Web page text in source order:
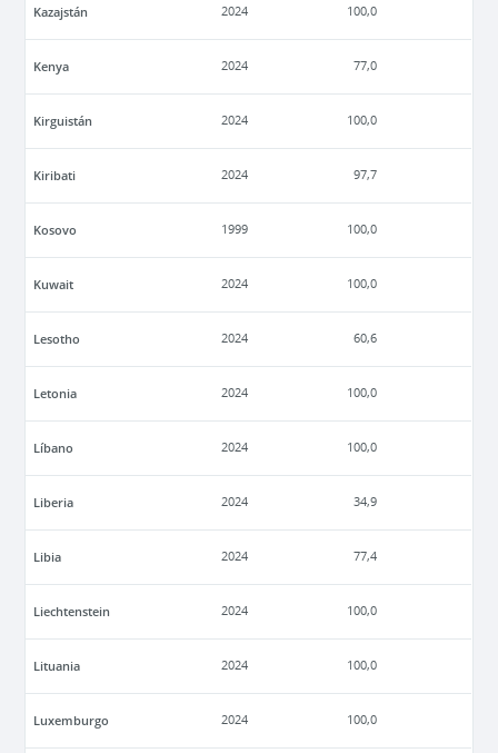
Kazajstán 2024 100,0
Kenya 2024 77,0
Kirguistán 2024 100,0
Kiribati 2024 97,7
Kosovo 1999 100,0
Kuwait 2024 100,0
Lesotho 2024 60,6
Letonia 2024 100,0
Líbano 2024 100,0
Liberia 2024 34,9
Libia 2024 77,4
Liechtenstein 2024 100,0
Lituania 2024 100,0
Luxemburgo 2024 100,0